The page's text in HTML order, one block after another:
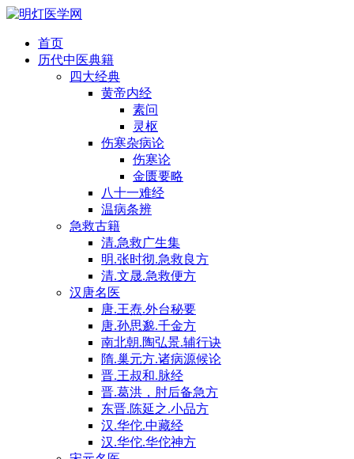
首页
历代中医典籍
四大经典
黄帝内经
素问
灵枢
伤寒杂病论
伤寒论
金匮要略
八十一难经
温病条辨
急救古籍
清.急救广生集
明.张时彻.急救良方
清.文晟.急救便方
汉唐名医
唐.王焘.外台秘要
唐.孙思邈.千金方
南北朝.陶弘景.辅行诀
隋.巢元方.诸病源候论
晋.王叔和.脉经
晋.葛洪，肘后备急方
东晋.陈延之.小品方
汉.华佗.中藏经
汉.华佗.华佗神方